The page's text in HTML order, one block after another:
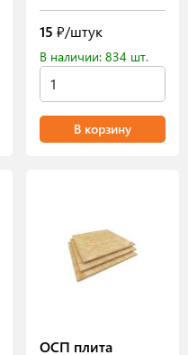
15 ₽/штук
В наличии: 834 шт.
В корзину
ОСП плита